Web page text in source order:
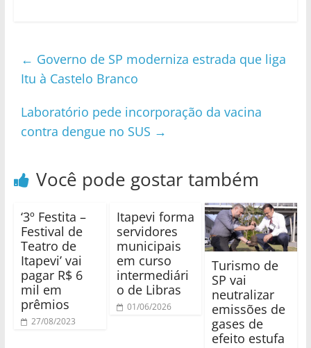
← Governo de SP moderniza estrada que liga
Itu à Castelo Branco
Laboratório pede incorporação da vacina
contra dengue no SUS →
Você pode gostar também
‘3º Festita –
Festival de
Teatro de
Itapevi’ vai
pagar R$ 6
mil em
prêmios
27/08/2023
Itapevi forma
servidores
municipais
em curso
intermediári
o de Libras
01/06/2026
Turismo de
SP vai
neutralizar
emissões de
gases de
efeito estufa